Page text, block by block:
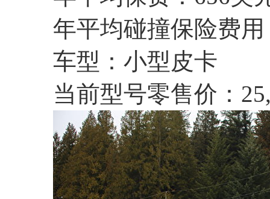
年平均碰撞保险费用
车型：小型皮卡
当前型号零售价：